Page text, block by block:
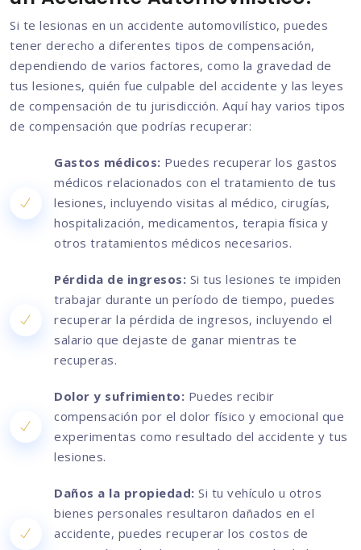
Si te lesionas en un accidente automovilístico, puedes
tener derecho a diferentes tipos de compensación,
dependiendo de varios factores, como la gravedad de
tus lesiones, quién fue culpable del accidente y las leyes
de compensación de tu jurisdicción. Aquí hay varios tipos
de compensación que podrías recuperar:
Gastos médicos: Puedes recuperar los gastos
médicos relacionados con el tratamiento de tus
lesiones, incluyendo visitas al médico, cirugías,
hospitalización, medicamentos, terapia física y
otros tratamientos médicos necesarios.
Pérdida de ingresos: Si tus lesiones te impiden
trabajar durante un período de tiempo, puedes
recuperar la pérdida de ingresos, incluyendo el
salario que dejaste de ganar mientras te
recuperas.
Dolor y sufrimiento: Puedes recibir
compensación por el dolor físico y emocional que
experimentas como resultado del accidente y tus
lesiones.
Daños a la propiedad: Si tu vehículo u otros
bienes personales resultaron dañados en el
accidente, puedes recuperar los costos de